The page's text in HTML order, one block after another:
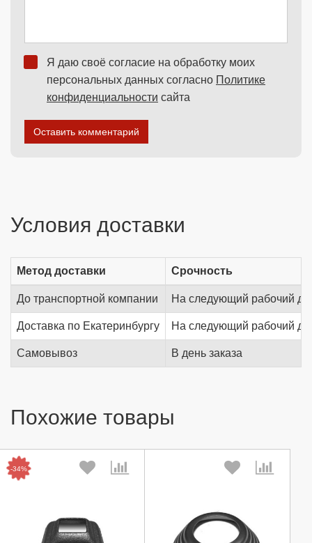
Я даю своё согласие на обработку моих
персональных данных согласно Политике
конфиденциальности сайта
Оставить комментарий
Условия доставки
Метод доставки Срочность
До транспортной компании На следующий рабочий
Доставка по Екатеринбургу На следующий рабочий
Самовывоз В день заказа
Похожие товары
-34%